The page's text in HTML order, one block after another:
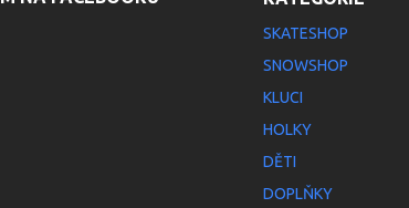
SKATESHOP
SNOWSHOP
KLUCI
HOLKY
DĚTI
DOPLŇKY